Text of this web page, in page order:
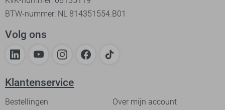
BTW-nummer: NL 814351554.B01
Volg ons
Klantenservice
Bestellingen
Over mijn account